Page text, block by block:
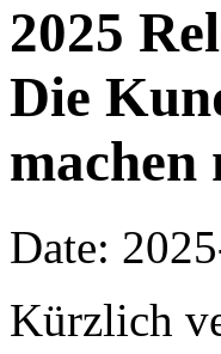
2025
Die
machen
Date:
Kürzlich